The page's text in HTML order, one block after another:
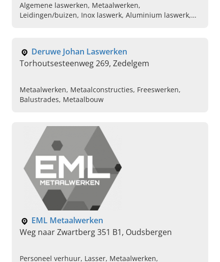
Algemene laswerken, Metaalwerken,
Leidingen/buizen, Inox laswerk, Aluminium laswerk,
Deruwe Johan Laswerken
Torhoutsesteenweg 269, Zedelgem
Metaalwerken, Metaalconstructies, Freeswerken,
Balustrades, Metaalbouw
EML Metaalwerken
Weg naar Zwartberg 351 B1, Oudsbergen
Personeel verhuur, Lasser, Metaalwerken,